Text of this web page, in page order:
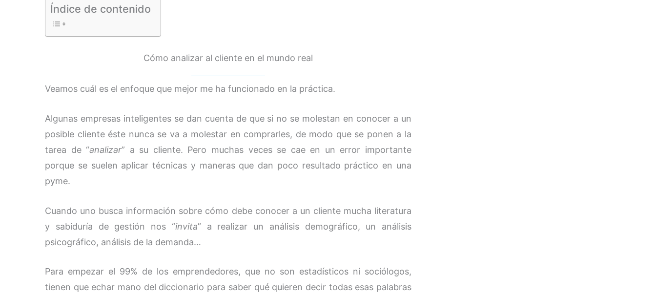
Índice de contenido
Cómo analizar al cliente en el mundo real
Veamos cuál es el enfoque que mejor me ha funcionado en la práctica.
Algunas empresas inteligentes se dan cuenta de que si no se molestan en conocer a un
posible cliente éste nunca se va a molestar en comprarles, de modo que se ponen a la
tarea de “analizar” a su cliente. Pero muchas veces se cae en un error importante
porque se suelen aplicar técnicas y maneras que dan poco resultado práctico en una
pyme.
Cuando uno busca información sobre cómo debe conocer a un cliente mucha literatura
y sabiduría de gestión nos “invita” a realizar un análisis demográfico, un análisis
psicográfico, análisis de la demanda…
Para empezar el 99% de los emprendedores, que no son estadísticos ni sociólogos,
tienen que echar mano del diccionario para saber qué quieren decir todas esas palabras